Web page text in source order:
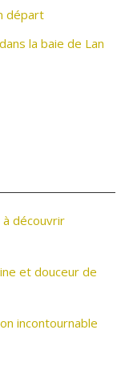
départ
la baie de Lan
découvrir
et douceur de
incontournable